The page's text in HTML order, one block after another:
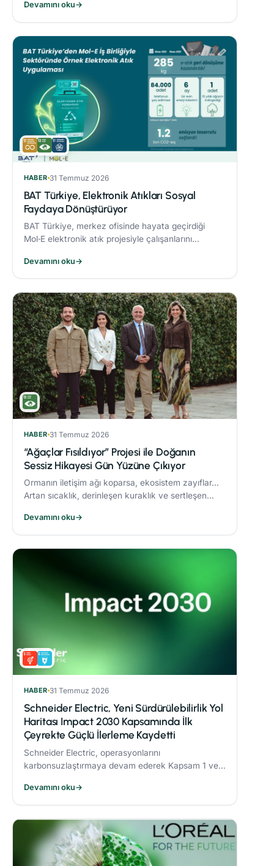
sonucunda %21’lik azaltım sağladı.
Devamını oku→
HABER 31 Temmuz 2026
BAT Türkiye, Elektronik Atıkları Sosyal
Faydaya Dönüştürüyor
BAT Türkiye, merkez ofisinde hayata geçirdiği
Mol‑E elektronik atık projesiyle çalışanlarını
Devamını oku→
HABER 31 Temmuz 2026
“Ağaçlar Fısıldıyor” Projesi ile Doğanın
Sessiz Hikayesi Gün Yüzüne Çıkıyor
Ormanın iletişim ağı koparsa, ekosistem zayıflar...
Artan sıcaklık, derinleşen kuraklık ve sertleşen
getiriyor.
Devamını oku→
HABER 31 Temmuz 2026
Schneider Electric, Yeni Sürdürülebilirlik Yol
Haritası Impact 2030 Kapsamında İlk
Çeyrekte Güçlü İlerleme Kaydetti
Schneider Electric, operasyonlarını
karbonsuzlaştırmaya devam ederek Kapsam 1 ve 2
azalttı.
Devamını oku→